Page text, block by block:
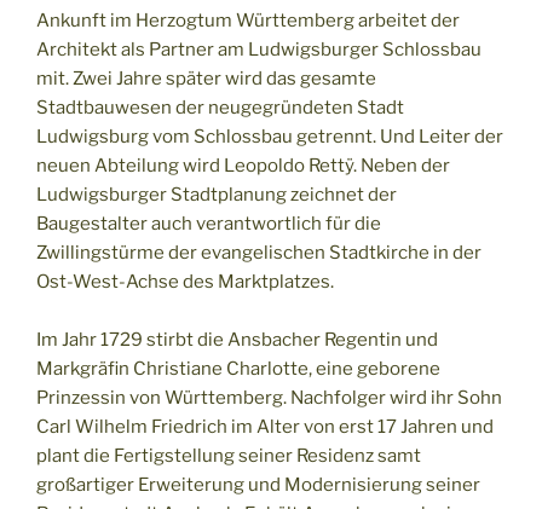
Ankunft im Herzogtum Württemberg arbeitet der
Architekt als Partner am Ludwigsburger Schlossbau
mit. Zwei Jahre später wird das gesamte
Stadtbauwesen der neugegründeten Stadt
Ludwigsburg vom Schlossbau getrennt. Und Leiter der
neuen Abteilung wird Leopoldo Rettÿ. Neben der
Ludwigsburger Stadtplanung zeichnet der
Baugestalter auch verantwortlich für die
Zwillingstürme der evangelischen Stadtkirche in der
Ost-West-Achse des Marktplatzes.
Im Jahr 1729 stirbt die Ansbacher Regentin und
Markgräfin Christiane Charlotte, eine geborene
Prinzessin von Württemberg. Nachfolger wird ihr Sohn
Carl Wilhelm Friedrich im Alter von erst 17 Jahren und
plant die Fertigstellung seiner Residenz samt
großartiger Erweiterung und Modernisierung seiner